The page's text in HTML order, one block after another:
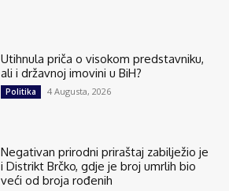
Utihnula priča o visokom predstavniku,
ali i državnoj imovini u BiH?
Politika 4 Augusta, 2026
Negativan prirodni priraštaj zabilježio je
i Distrikt Brčko, gdje je broj umrlih bio
veći od broja rođenih